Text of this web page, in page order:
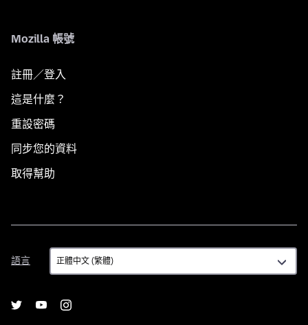
Mozilla 帳號
註冊／登入
這是什麼？
重設密碼
同步您的資料
取得幫助
語言
語
言